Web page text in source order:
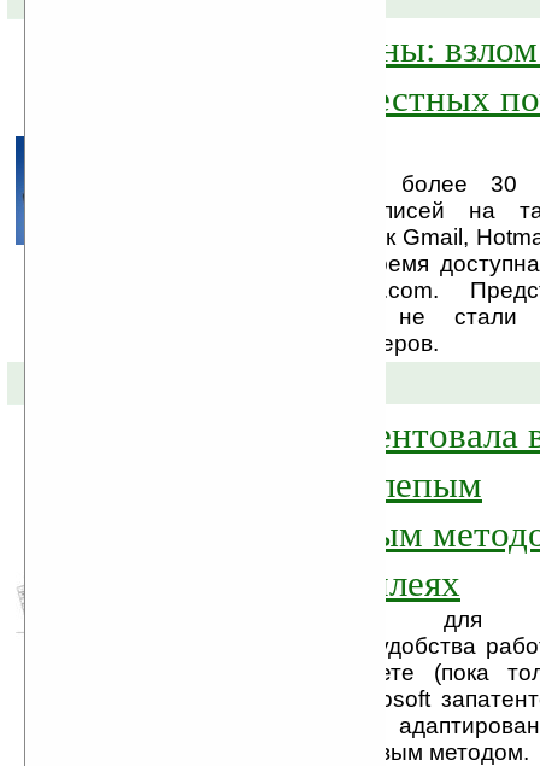
Будьте бдительны:
записей на известных
Личная информация более 30
пользовательских записей на
почтовых серверах, как Gmail,
AOL была какое-то время
на сайте Pastebin.com.
почтовых сервисов не стали
подверглись атаке хакеров.
Microsoft
способ ввода слепым
десятипальцевым
мультитач дисплеях
Предположтельно, для
функциональности и удобства
своем интернет-таблете (пока
Courier компания Microsoft
мультитач-клавиатуру,
слепым десятипальцевым методом.